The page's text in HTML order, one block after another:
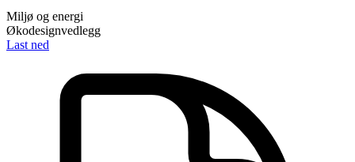
Miljø og energi
Økodesignvedlegg
Last ned